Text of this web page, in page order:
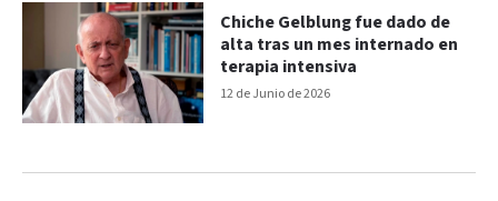
12 de Junio de 2026
Chiche Gelblung fue dado de
alta tras un mes internado en
terapia intensiva